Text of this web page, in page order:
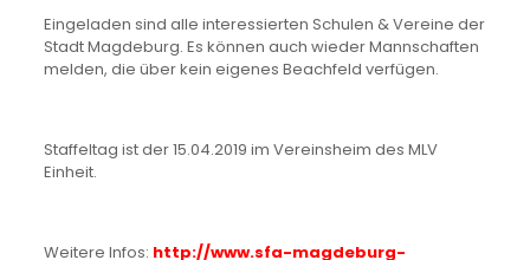
Eingeladen sind alle interessierten Schulen & Vereine der
Stadt Magdeburg. Es können auch wieder Mannschaften
melden, die über kein eigenes Beachfeld verfügen.
Staffeltag ist der 15.04.2019 im Vereinsheim des MLV
Einheit.
Weitere Infos: http://www.sfa-magdeburg-